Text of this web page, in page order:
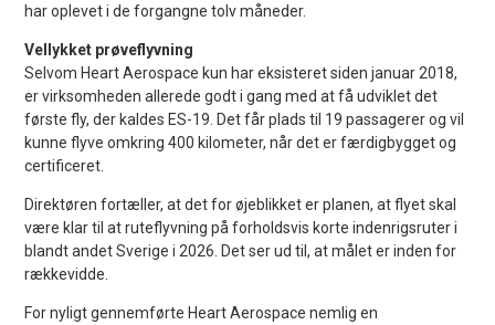
har oplevet i de forgangne tolv måneder.
Vellykket prøveflyvning
Selvom Heart Aerospace kun har eksisteret siden januar 2018,
er virksomheden allerede godt i gang med at få udviklet det
første fly, der kaldes ES-19. Det får plads til 19 passagerer og vil
kunne flyve omkring 400 kilometer, når det er færdigbygget og
certificeret.
Direktøren fortæller, at det for øjeblikket er planen, at flyet skal
være klar til at ruteflyvning på forholdsvis korte indenrigsruter i
blandt andet Sverige i 2026. Det ser ud til, at målet er inden for
rækkevidde.
For nyligt gennemførte Heart Aerospace nemlig en